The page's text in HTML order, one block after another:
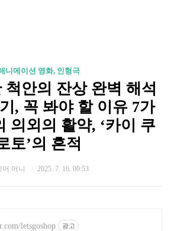
니메이션 영화, 인형극
척안의 잔상 완벽 해석
, 꼭 봐야 할 이유 7가
의외의 활약, ‘카이 쿠
토’의 흔적
어 머니 2025. 7. 16. 00:53
letsgoshop 광고